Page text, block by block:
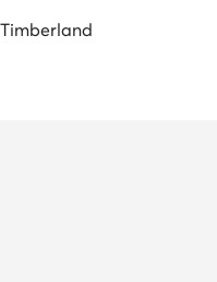
Timberland